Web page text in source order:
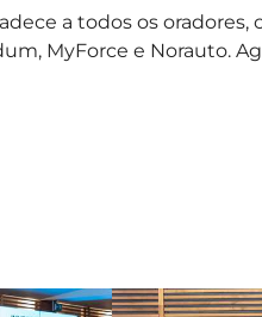
a todos os oradores,
MyForce e Norauto.